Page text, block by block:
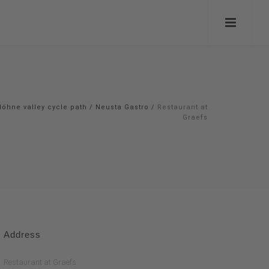
valley cycle path / Neusta Gastro / Restaurant at
Graefs
Address
Restaurant at Graefs